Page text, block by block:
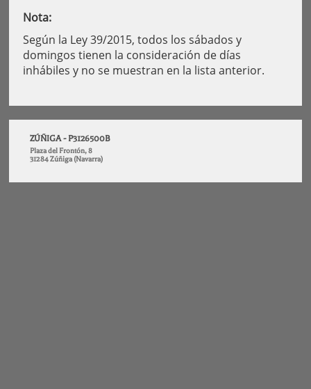
Nota:
Según la Ley 39/2015, todos los sábados y
domingos tienen la consideración de días
inhábiles y no se muestran en la lista anterior.
ZÚÑIGA - P3126500B
Plaza del Frontón, 8
31284 Zúñiga (Navarra)